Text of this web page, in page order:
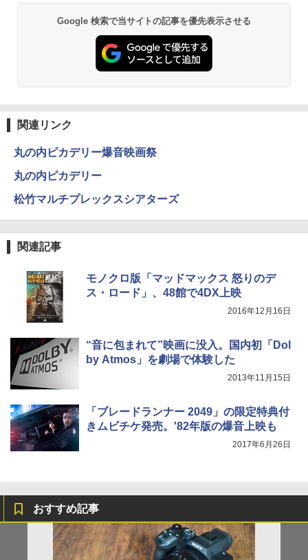
Google 検索で当サイトの記事を優先表示させる
関連リンク
丸の内ピカデリー爆音映画祭
丸の内ピカデリー
松竹マルチプレックスシアターズ
関連記事
モノクロ版「マッドマックス 怒りのデ
ス・ロード」、48館で4DX上映
2016年12月16日
“音に包まれて”映画に没入。国内初「Dol
by Atmos」を劇場で体験した
2013年11月15日
「ブレードランナー 2049」の限定特典付
きムビチケ発売。'82年版の爆音上映も
2017年6月26日
おすすめ記事